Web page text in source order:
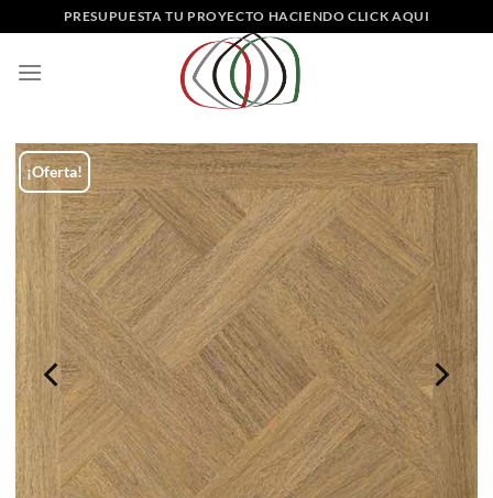
al
contenido
PRESUPUESTA TU PROYECTO HACIENDO CLICK AQUI
¡Oferta!